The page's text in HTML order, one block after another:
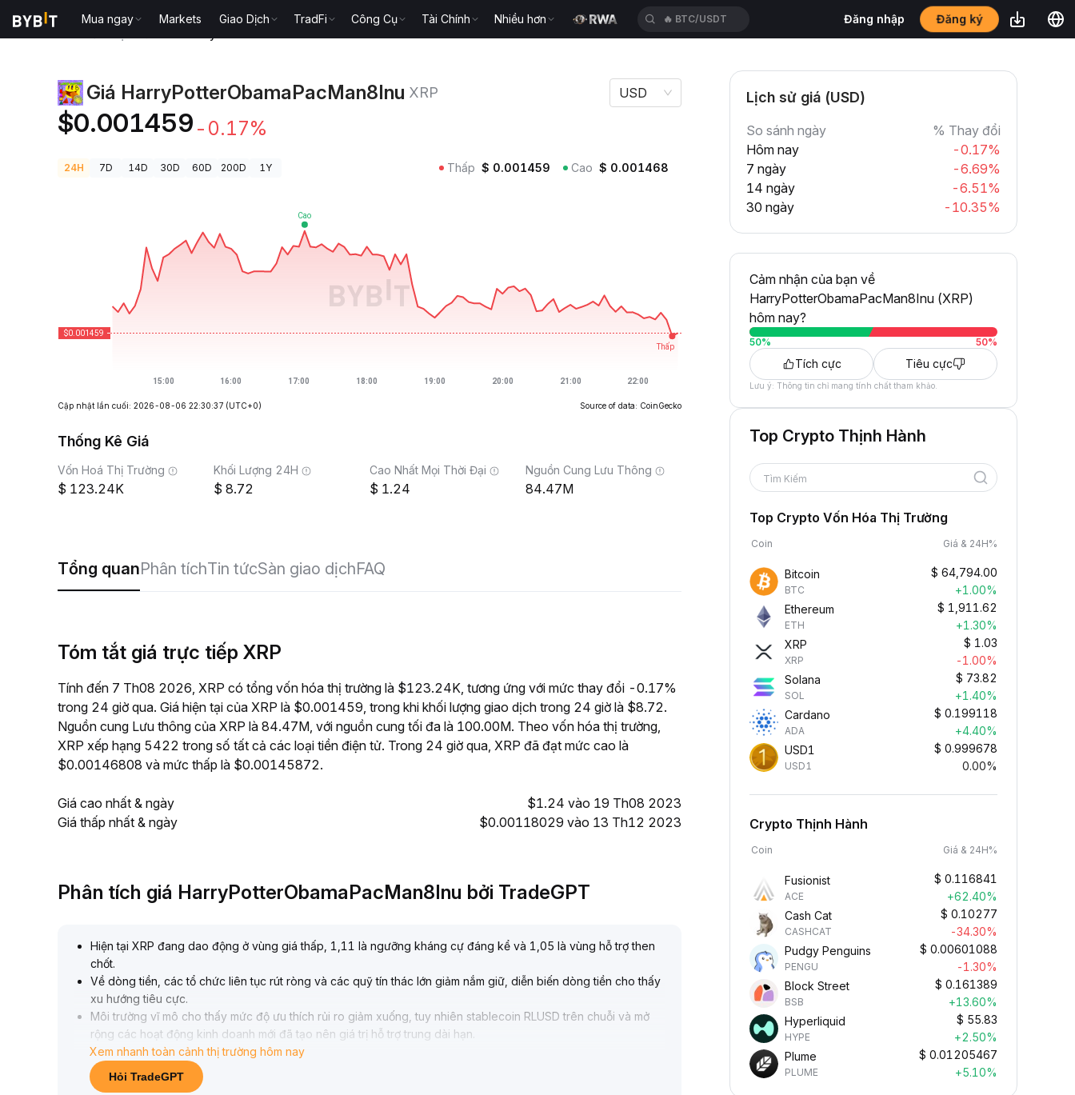
Mua ngay Markets Giao Dịch TradFi Công Cụ Tài Chính Nhiều hơn 🔥 BTC/USDT Đăng nhập Đăng ký
Giá HarryPotterObamaPacMan8Inu XRP
$0.001459 -0.17%
USD
24H 7D 14D 30D 60D 200D 1Y Thấp $ 0.001459 Cao $ 0.001468
Cập nhật lần cuối: 2026-08-06 22:30:37 (UTC+0) Source of data: CoinGecko
Thống Kê Giá
Vốn Hoá Thị Trường
123.24K
Khối Lượng 24H
8.72
Cao Nhất Mọi Thời Đại
1.24
Nguồn Cung Lưu Thông
84.47M
Tổng quanPhân tíchTin tứcSàn giao dịchFAQ
Tóm tắt giá trực tiếp XRP
Tính đến 7 Th08 2026, XRP có tổng vốn hóa thị trường là $123.24K, tương ứng với mức thay đổi -0.17%
trong 24 giờ qua. Giá hiện tại của XRP là $0.001459, trong khi khối lượng giao dịch trong 24 giờ là $8.72.
Nguồn cung Lưu thông của XRP là 84.47M, với nguồn cung tối đa là 100.00M. Theo vốn hóa thị trường,
XRP xếp hạng 5422 trong số tất cả các loại tiền điện tử. Trong 24 giờ qua, XRP đã đạt mức cao là
$0.00146808 và mức thấp là $0.00145872.
Giá cao nhất & ngày
$1.24 vào 19 Th08 2023
Giá thấp nhất & ngày
$0.00118029 vào 13 Th12 2023
Phân tích giá HarryPotterObamaPacMan8Inu bởi TradeGPT
Hiện tại XRP đang dao động ở vùng giá thấp, 1,11 là ngưỡng kháng cự đáng kể và 1,05 là vùng hỗ trợ then
chốt.
Về dòng tiền, các tổ chức liên tục rút ròng và các quỹ tín thác lớn giảm nắm giữ, diễn biến dòng tiền cho thấy
xu hướng tiêu cực.
Môi trường vĩ mô cho thấy mức độ ưu thích rủi ro giảm xuống, tuy nhiên stablecoin RLUSD trên chuỗi và mở
rộng các hoạt động kinh doanh mới đã tạo nên giá trị hỗ trợ trung dài hạn
Về chiến lược, nếu mất mốc 1,00 thì cần chú ý đến rủi ro vùng 0,96/0,88 phía dưới, còn nếu lấy lại được 1,11
thì đó sẽ là tín hiệu đảo chiều xu hướng
Duy trì trạng thái quan sát thận trọng, tranh thủ canh mua khi giá thấp, về dài hạn XRP vẫn có giá trị phân bổ
Xem nhanh toàn cảnh thị trường hôm nay
Hỏi TradeGPT
Lịch sử giá (USD)
So sánh ngày
% Thay đổi
Hôm nay
-0.17%
7 ngày
-6.69%
14 ngày
-6.51%
30 ngày
-10.35%
Cảm nhận của bạn về
HarryPotterObamaPacMan8Inu (XRP)
hôm nay?
50% 50%
Tích cực Tiêu cực
Lưu ý: Thông tin chỉ mang tính chất tham khảo.
Top Crypto Thịnh Hành
Tìm Kiếm
Top Crypto Vốn Hóa Thị Trường
Coin Giá & 24H%
Bitcoin
BTC
$ 64,794.00
+1.00%
Ethereum
ETH
$ 1,911.62
+1.30%
XRP
XRP
$ 1.03
-1.00%
Solana
SOL
$ 73.82
+1.40%
Cardano
ADA
$ 0.199118
+4.40%
USD1
USD1
$ 0.999678
0.00%
Crypto Thịnh Hành
Coin Giá & 24H%
Fusionist
ACE
$ 0.116841
+62.40%
Cash Cat
CASHCAT
$ 0.10277
-34.30%
Pudgy Penguins
PENGU
$ 0.00601088
-1.30%
Block Street
BSB
$ 0.161389
+13.60%
Hyperliquid
HYPE
$ 55.83
+2.50%
Plume
PLUME
$ 0.01205467
+5.10%